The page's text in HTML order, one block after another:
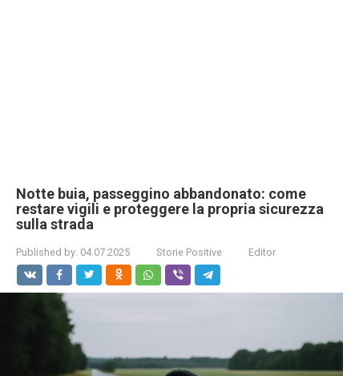
Notte buia, passeggino abbandonato: come
restare vigili e proteggere la propria sicurezza
sulla strada
Published by: 04.07.2025 Storie Positive Editor